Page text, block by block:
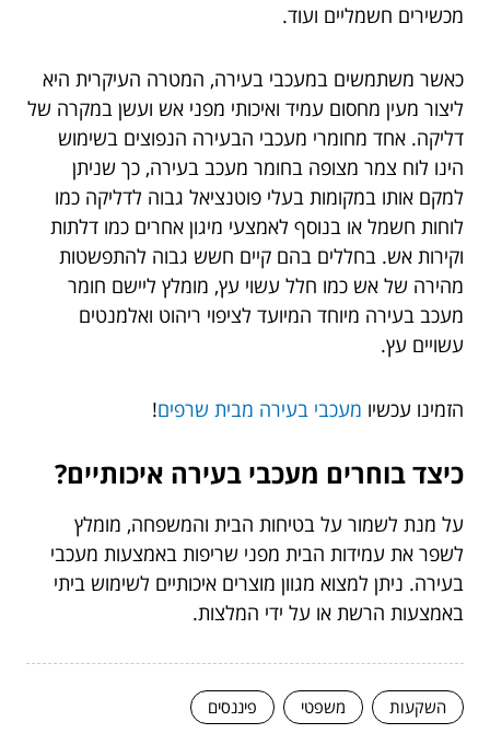
מכשירים חשמליים ועוד.
כאשר משתמשים במעכבי בעירה, המטרה העיקרית היא
ליצור מעין מחסום עמיד ואיכותי מפני אש ועשן במקרה של
דליקה. אחד מחומרי מעכבי הבעירה הנפוצים בשימוש
הינו לוח צמר מצופה בחומר מעכב בעירה, כך שניתן
למקם אותו במקומות בעלי פוטנציאל גבוה לדליקה כמו
לוחות חשמל או בנוסף לאמצעי מיגון אחרים כמו דלתות
וקירות אש. בחללים בהם קיים חשש גבוה להתפשטות
מהירה של אש כמו חלל עשוי עץ, מומלץ ליישם חומר
מעכב בעירה מיוחד המיועד לציפוי ריהוט ואלמנטים
עשויים עץ.
הזמינו עכשיו מעכבי בעירה מבית שרפים!
כיצד בוחרים מעכבי בעירה איכותיים?
על מנת לשמור על בטיחות הבית והמשפחה, מומלץ
לשפר את עמידות הבית מפני שריפות באמצעות מעכבי
בעירה. ניתן למצוא מגוון מוצרים איכותיים לשימוש ביתי
באמצעות הרשת או על ידי המלצות.
השקעות משפטי פיננסים